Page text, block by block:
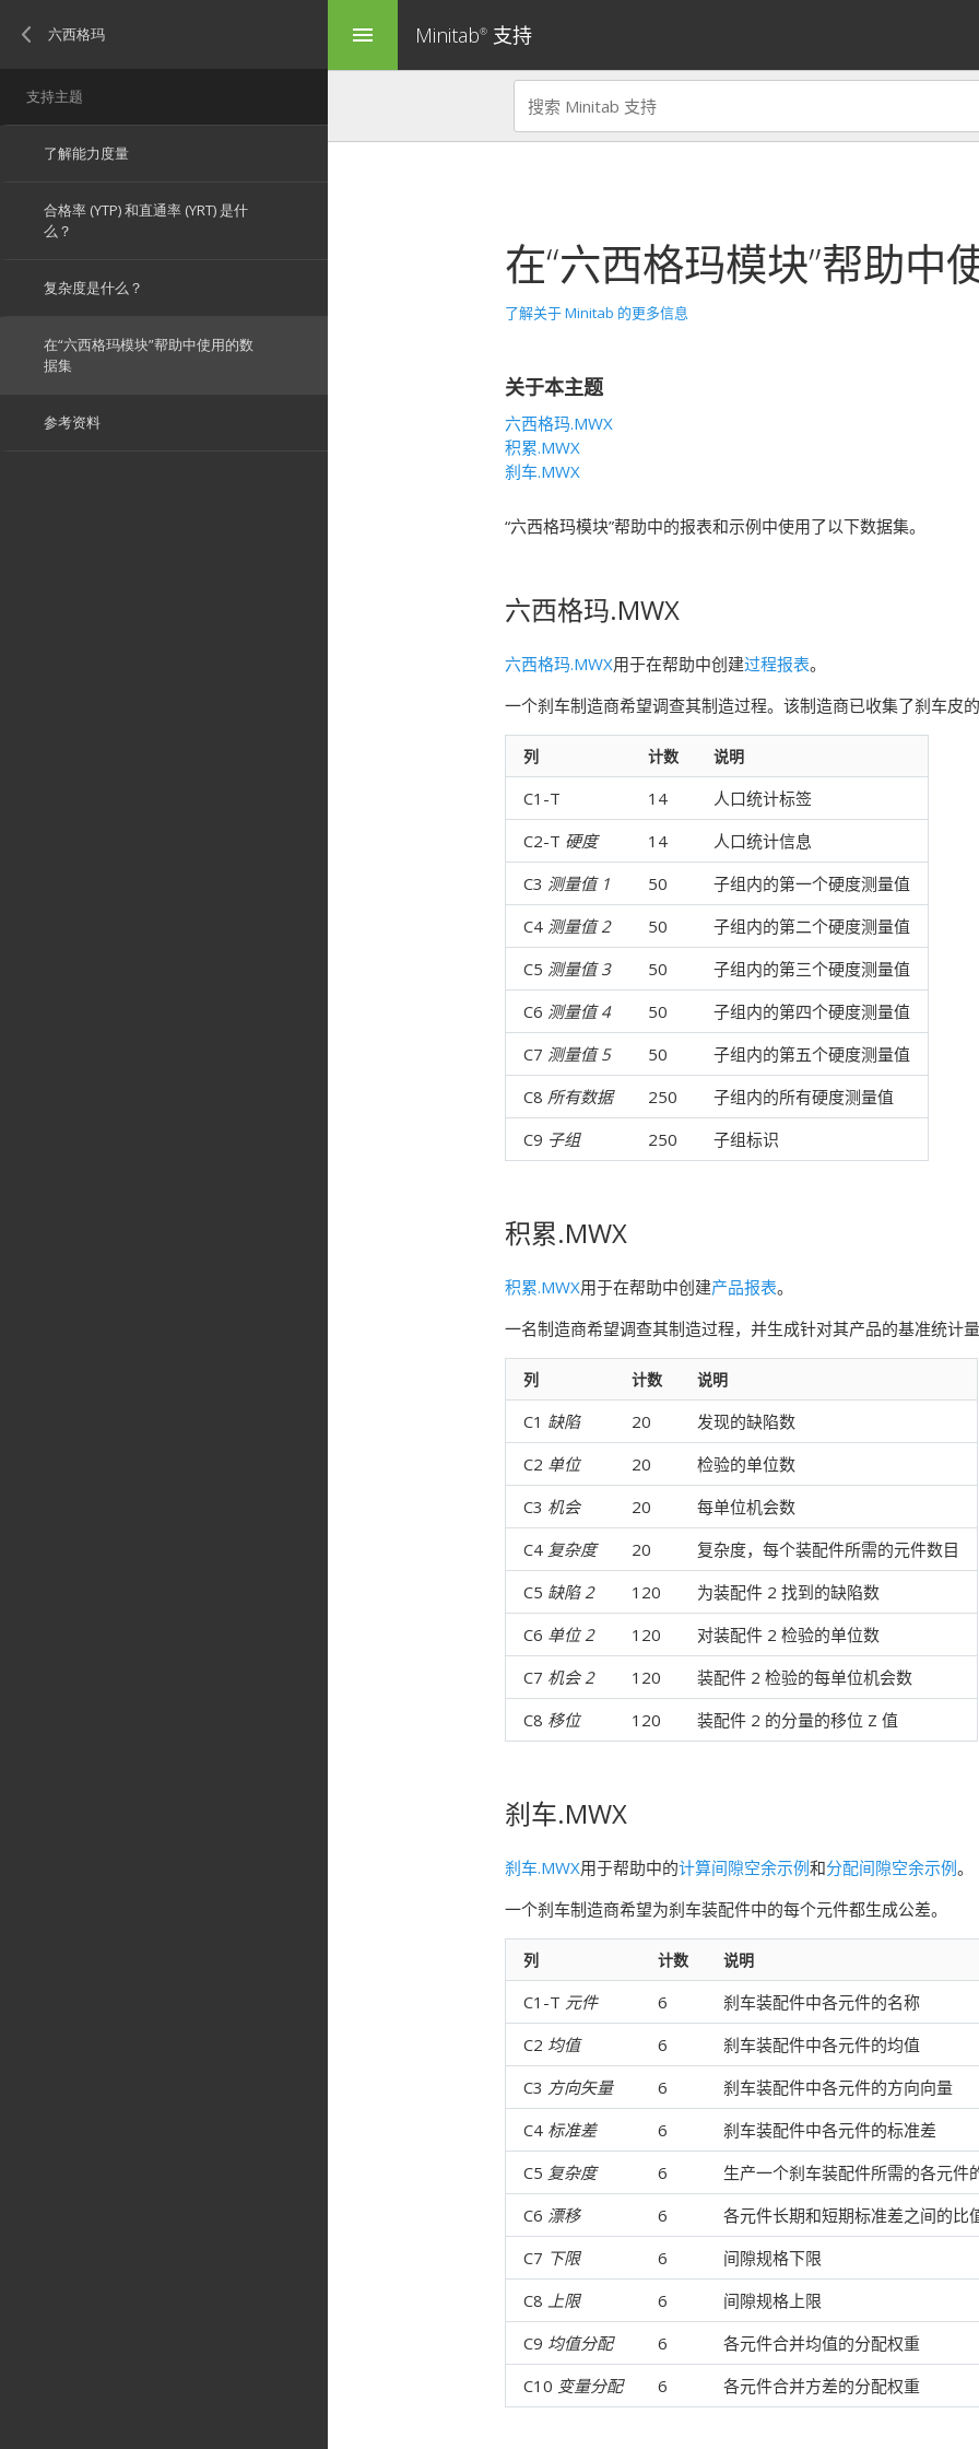
menu Minitab® 支持
在“六西格玛模块”帮助中
了解关于 Minitab 的更多信息
关于本主题
六西格玛.MWX
积累.MWX
刹车.MWX
“六西格玛模块”帮助中的报表和示例中使用了以下数据集。
六西格玛.MWX
六西格玛.MWX用于在帮助中创建过程报表。
一个刹车制造商希望调查其制造过程。该制造商已收集了刹车皮的
列 计数 说明
C1-T 14
人口统计标签
C2-T 硬度 14
人口统计信息
C3 测量值 1 50
子组内的第一个硬度测量值
C4 测量值 2 50
子组内的第二个硬度测量值
C5 测量值 3 50
子组内的第三个硬度测量值
C6 测量值 4 50
子组内的第四个硬度测量值
C7 测量值 5 50
子组内的第五个硬度测量值
C8 所有数据 250
子组内的所有硬度测量值
C9 子组 250 子组标识
积累.MWX
积累.MWX用于在帮助中创建产品报表。
一名制造商希望调查其制造过程，并生成针对其产品的基准统计量
列 计数 说明
C1 缺陷 20
发现的缺陷数
C2 单位 20
检验的单位数
C3 机会 20
每单位机会数
C4 复杂度 20
复杂度，每个装配件所需的元件数目
C5 缺陷 2 120
为装配件 2 找到的缺陷数
C6 单位 2 120
对装配件 2 检验的单位数
C7 机会 2 120
装配件 2 检验的每单位机会数
C8 移位 120 装配件 2 的分量的移位 Z 值
刹车.MWX
刹车.MWX用于帮助中的计算间隙空余示例和分配间隙空余示例。
一个刹车制造商希望为刹车装配件中的每个元件都生成公差。
列 计数 说明
C1-T 元件 6
刹车装配件中各元件的名称
C2 均值 6
刹车装配件中各元件的均值
C3 方向矢量 6
刹车装配件中各元件的方向向量
C4 标准差 6
刹车装配件中各元件的标准差
C5 复杂度 6
生产一个刹车装配件所需的各元件
C6 漂移 6
各元件长期和短期标准差之间的比
C7 下限 6
间隙规格下限
C8 上限 6
间隙规格上限
C9 均值分配 6
各元件合并均值的分配权重
C10 变量分配 6 各元件合并方差的分配权重